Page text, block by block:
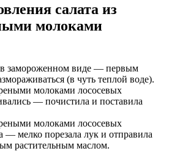
салата из
молоками
замороженном виде — первым
(в чуть теплой воде).
— почистила и поставила
— мелко порезала лук и отправила
растительным маслом.